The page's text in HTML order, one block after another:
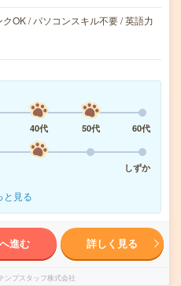
OK / パソコンスキル不要 / 英語力
40代 50代
60代
しずか
と見る
進む 詳しく見る
ンプスタッフ株式会社